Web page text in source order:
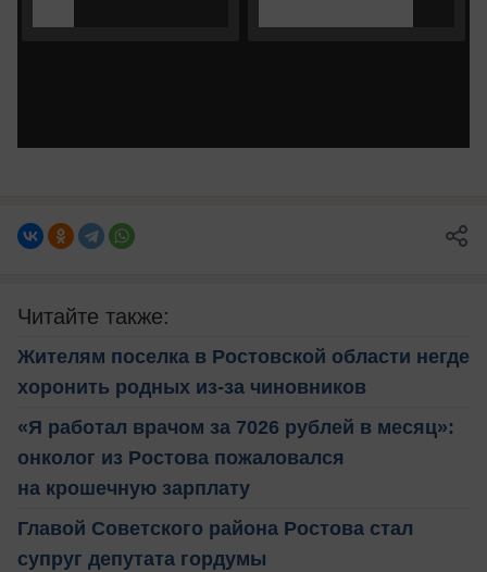
Читайте также:
Жителям поселка в Ростовской области негде
хоронить родных из-за чиновников
«Я работал врачом за 7026 рублей в месяц»:
онколог из Ростова пожаловался
на крошечную зарплату
Главой Советского района Ростова стал
супруг депутата гордумы